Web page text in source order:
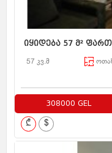
იყიდება 57 მ²
57 კვ.მ
308000 GEL
₾ $